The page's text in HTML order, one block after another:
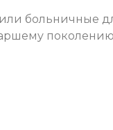
больничные